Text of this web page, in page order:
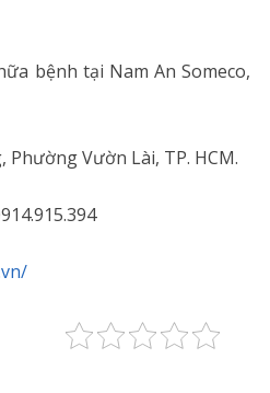
bệnh tại Nam An Someco,
Vườn Lài, TP. HCM.